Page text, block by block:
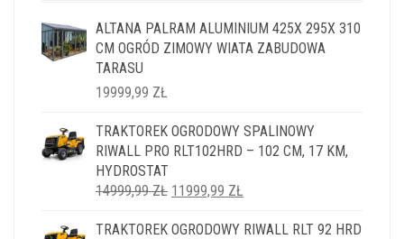
ALTANA PALRAM ALUMINIUM 425X 295X 310
CM OGRÓD ZIMOWY WIATA ZABUDOWA
TARASU
19999,99 ZŁ
TRAKTOREK OGRODOWY SPALINOWY
RIWALL PRO RLT102HRD – 102 CM, 17 KM,
HYDROSTAT
14999,99ZŁ PIERWOTNA
WYNOSIŁA:
11999,99 ZŁ
WYNOSI:
TRAKTOREK OGRODOWY RIWALL RLT 92 HRD